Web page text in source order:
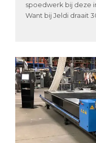
spoedwerk bij deze
Want bij Jeldi draait